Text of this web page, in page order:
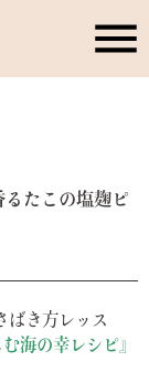
るたこの塩麹ピ
ばき方レッス
海の幸レシピ』